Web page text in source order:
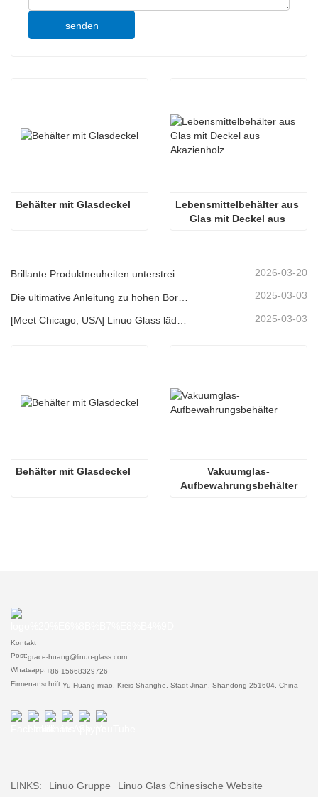
senden
Behälter mit Glasdeckel
Lebensmittelbehälter aus
Glas mit Deckel aus
Brillante Produktneuheiten unterstreichen Kernkompetenz | Linuo Spezialglas feiert Premiere auf der Ambiente Frankfurt 2026-03-20
2025-03-03
2025-03-03
Behälter mit Glasdeckel
Vakuumglas-
Aufbewahrungsbehälter
Kontakt
Post:grace-huang@linuo-glass.com
Whatsapp:+86 15668329726
Firmenanschrift:Yu Huang-miao, Kreis Shanghe, Stadt Jinan, Shandong 251604, China
LINKS: Linuo Gruppe Linuo Glas Chinesische Website